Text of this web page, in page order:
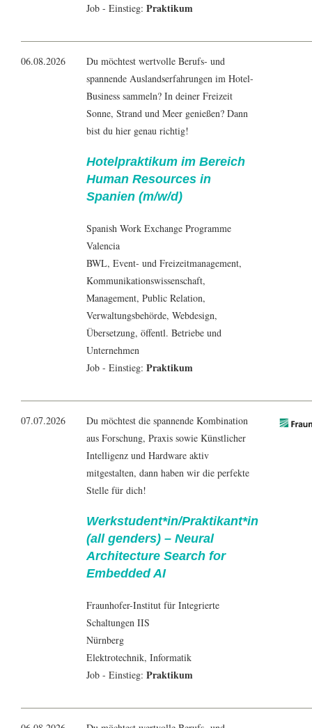
Job - Einstieg: Praktikum
06.08.2026
Du möchtest wertvolle Berufs- und
spannende Auslandserfahrungen im Hotel-
Business sammeln? In deiner Freizeit
Sonne, Strand und Meer genießen? Dann
bist du hier genau richtig!
Hotelpraktikum im Bereich
Human Resources in
Spanien (m/w/d)
Spanish Work Exchange Programme
Valencia
BWL, Event- und Freizeitmanagement,
Kommunikationswissenschaft,
Management, Public Relation,
Verwaltungsbehörde, Webdesign,
Übersetzung, öffentl. Betriebe und
Unternehmen
Job - Einstieg: Praktikum
07.07.2026
Du möchtest die spannende Kombination
aus Forschung, Praxis sowie Künstlicher
Intelligenz und Hardware aktiv
mitgestalten, dann haben wir die perfekte
Stelle für dich!
Werkstudent*in/Praktikant*in
(all genders) – Neural
Architecture Search for
Embedded AI
Fraunhofer-Institut für Integrierte
Schaltungen IIS
Nürnberg
Elektrotechnik, Informatik
Job - Einstieg: Praktikum